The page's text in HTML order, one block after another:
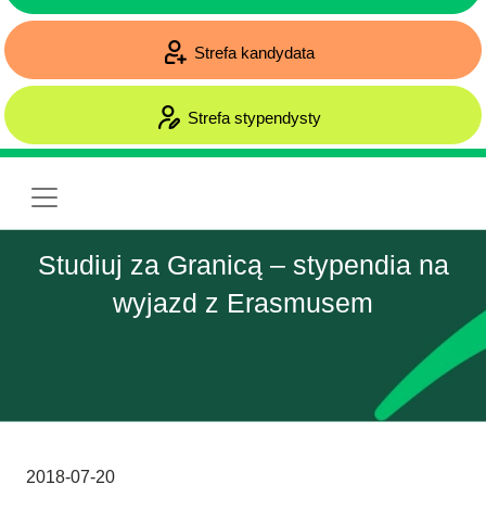
Strefa kandydata
Strefa stypendysty
Studiuj za Granicą – stypendia na
wyjazd z Erasmusem
2018-07-20